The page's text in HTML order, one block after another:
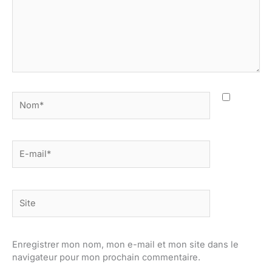
mail*
Enregistrer mon nom, mon e-mail et mon site dans le
navigateur pour mon prochain commentaire.